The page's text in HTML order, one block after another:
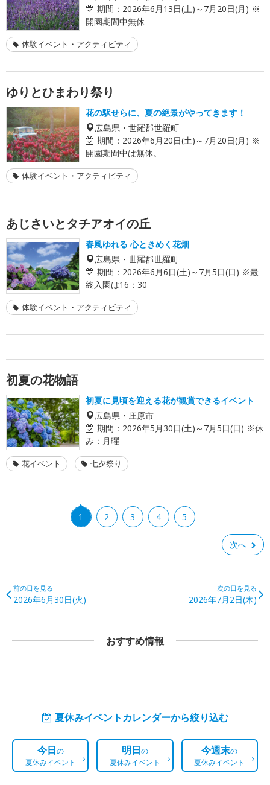
期間： 2026年6月13日(土)～7月20日(月) ※
開園期間中無休
体験イベント・アクティビティ
ゆりとひまわり祭り
花の駅せらに、夏の絶景がやってきます！
広島県・世羅郡世羅町
期間： 2026年6月20日(土)～7月20日(月) ※
開園期間中は無休。
体験イベント・アクティビティ
あじさいとタチアオイの丘
春風ゆれる 心ときめく花畑
広島県・世羅郡世羅町
期間： 2026年6月6日(土)～7月5日(日) ※最
終入園は16：30
体験イベント・アクティビティ
初夏の花物語
初夏に見頃を迎える花が観賞できるイベント
広島県・庄原市
期間： 2026年5月30日(土)～7月5日(日) ※休
み：月曜
花イベント 七夕祭り
1 2 3 4 5
次へ
前の日を見る
2026年6月30日(火)
次の日を見る
2026年7月2日(木)
おすすめ情報
夏休みイベントカレンダーから絞り込む
今日の
夏休みイベント
明日の
夏休みイベント
今週末の
夏休みイベント